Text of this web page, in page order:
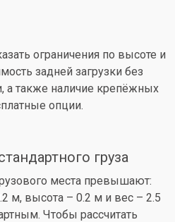
ограничения по высоте и
задней загрузки без
а также наличие крепёжных
опции.
груза
места превышают:
м, высота – 0.2 м и вес – 2.5
Чтобы рассчитать